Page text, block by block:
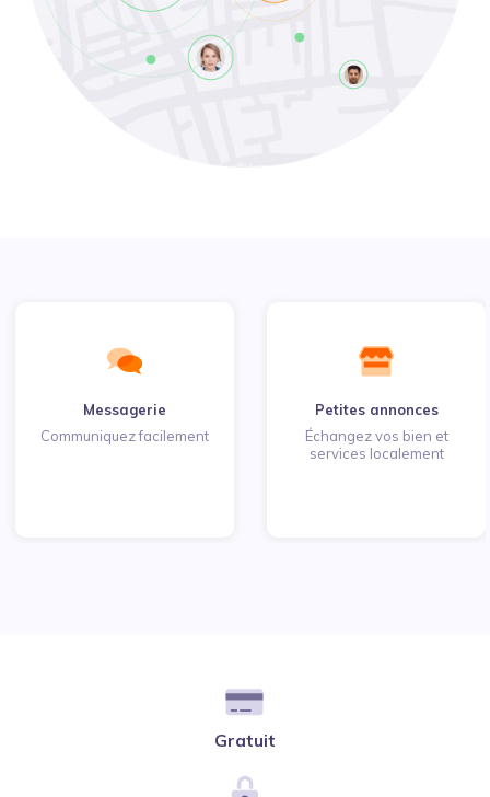
Messagerie
Communiquez facilement
Petites annonces
Échangez vos bien et
services localement
Gratuit